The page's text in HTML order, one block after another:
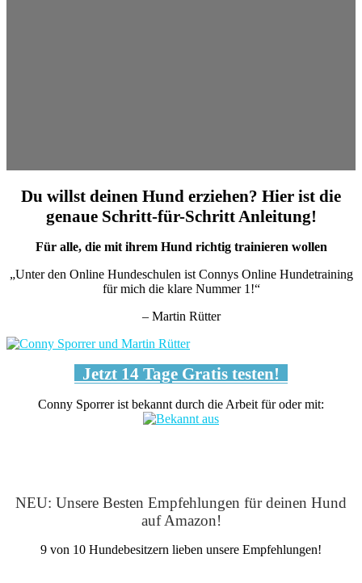
Du willst deinen Hund erziehen? Hier ist die
genaue Schritt-für-Schritt Anleitung!
Für alle, die mit ihrem Hund richtig trainieren wollen
„Unter den Online Hundeschulen ist Connys Online Hundetraining
für mich die klare Nummer 1!“
– Martin Rütter
Jetzt 14 Tage Gratis testen!
Conny Sporrer ist bekannt durch die Arbeit für oder mit:
NEU: Unsere Besten Empfehlungen für deinen Hund
auf Amazon!
9 von 10 Hundebesitzern lieben unsere Empfehlungen!